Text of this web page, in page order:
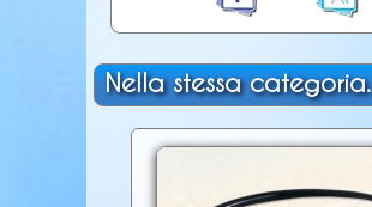
Nella stessa categoria.